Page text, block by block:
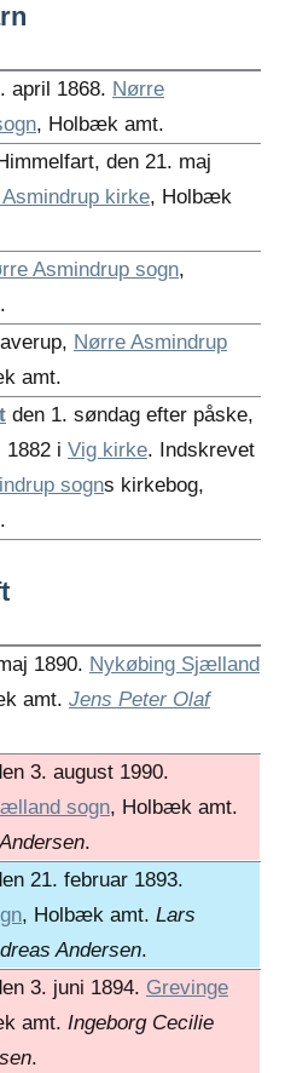
april 1868. Nørre
, Holbæk amt.
den 21. maj
kirke, Holbæk
Asmindrup sogn,
Nørre Asmindrup
amt.
den 1. søndag efter påske,
1882 i Vig kirke. Indskrevet
sogns kirkebog,
1890. Nykøbing Sjælland
amt. Jens Peter Olaf
3. august 1990.
sogn, Holbæk amt.
.
21. februar 1893.
, Holbæk amt. Lars
Andersen.
3. juni 1894. Grevinge
amt. Ingeborg Cecilie
.